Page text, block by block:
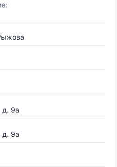
д. 9а
д. 9а